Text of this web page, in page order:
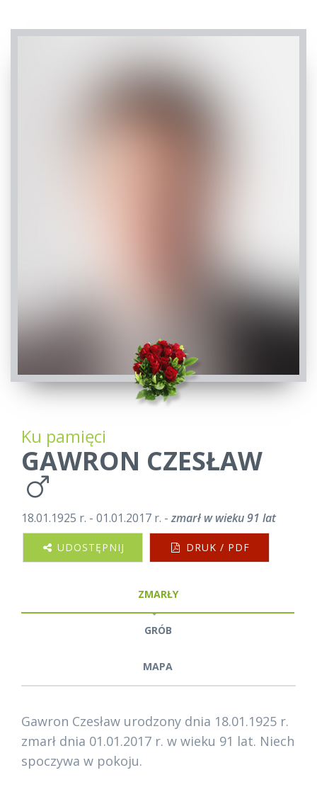
Ku pamięci
GAWRON CZESŁAW
18.01.1925 r. - 01.01.2017 r. -zmarł w wieku 91 lat
UDOSTĘPNIJ DRUK / PDF
ZMARŁY
GRÓB
MAPA
Gawron Czesław urodzony dnia 18.01.1925 r.
zmarł dnia 01.01.2017 r. w wieku 91 lat. Niech
spoczywa w pokoju.